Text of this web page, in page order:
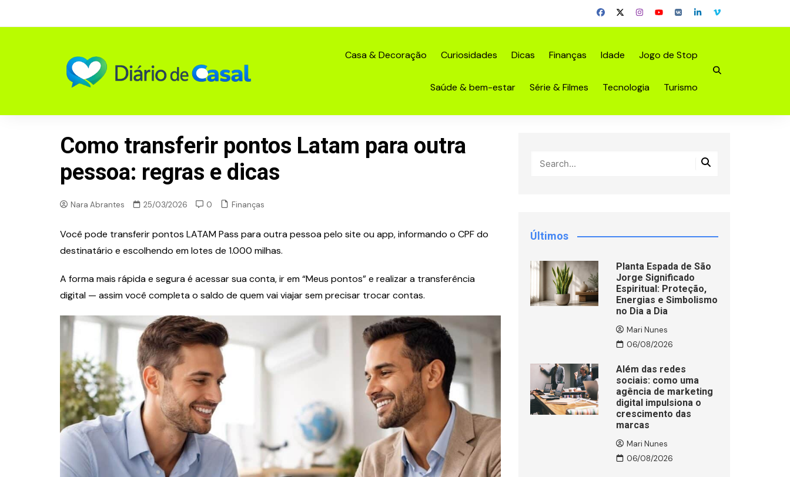
Casa & Decoração
Curiosidades Dicas Finanças Idade Jogo de Stop
Saúde & bem-estar Série & Filmes Tecnologia Turismo
Como transferir pontos Latam para outra
pessoa: regras e dicas
Nara Abrantes 25/03/2026 0 Finanças
Você pode transferir pontos LATAM Pass para outra pessoa pelo site ou app, informando o CPF do
destinatário e escolhendo em lotes de 1.000 milhas.
A forma mais rápida e segura é acessar sua conta, ir em “Meus pontos” e realizar a transferência
digital — assim você completa o saldo de quem vai viajar sem precisar trocar contas.
Últimos
Planta Espada de São
Jorge Significado
Espiritual: Proteção,
Energias e Simbolismo
no Dia a Dia
Mari Nunes
06/08/2026
Além das redes
sociais: como uma
agência de marketing
digital impulsiona o
crescimento das
marcas
Mari Nunes
06/08/2026